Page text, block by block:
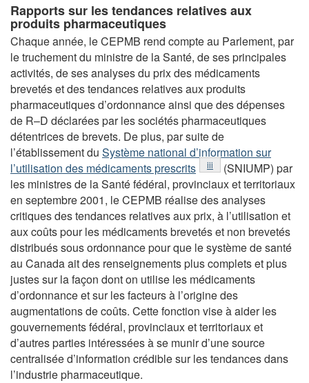
Rapports sur les tendances relatives aux
produits pharmaceutiques
Chaque année, le CEPMB rend compte au Parlement, par
le truchement du ministre de la Santé, de ses principales
activités, de ses analyses du prix des médicaments
brevetés et des tendances relatives aux produits
pharmaceutiques d’ordonnance ainsi que des dépenses
de R–D déclarées par les sociétés pharmaceutiques
détentrices de brevets. De plus, par suite de
l’établissement du Système national d’information sur
l’utilisation des médicaments prescrits
Notes de bas de page
iii
(SNIUMP) par
les ministres de la Santé fédéral, provinciaux et territoriaux
en septembre 2001, le CEPMB réalise des analyses
critiques des tendances relatives aux prix, à l’utilisation et
aux coûts pour les médicaments brevetés et non brevetés
distribués sous ordonnance pour que le système de santé
au Canada ait des renseignements plus complets et plus
justes sur la façon dont on utilise les médicaments
d’ordonnance et sur les facteurs à l’origine des
augmentations de coûts. Cette fonction vise à aider les
gouvernements fédéral, provinciaux et territoriaux et
d’autres parties intéressées à se munir d’une source
centralisée d’information crédible sur les tendances dans
l’industrie pharmaceutique.